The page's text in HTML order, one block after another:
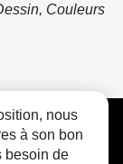
Couleurs
nous
à son bon
besoin de